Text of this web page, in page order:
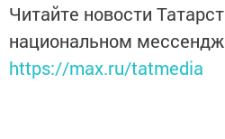
Читайте новости
национальном
https://max.ru/tatmedia